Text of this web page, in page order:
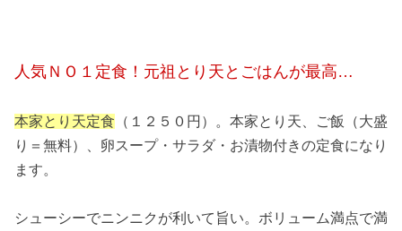
人気ＮＯ１定食！元祖とり天とごはんが最高…
本家とり天定食 （１２５０円）。本家とり天、ご飯（大盛
り＝無料）、卵スープ・サラダ・お漬物付きの定食になり
ます。
シューシーでニンニクが利いて旨い。ボリューム満点で満